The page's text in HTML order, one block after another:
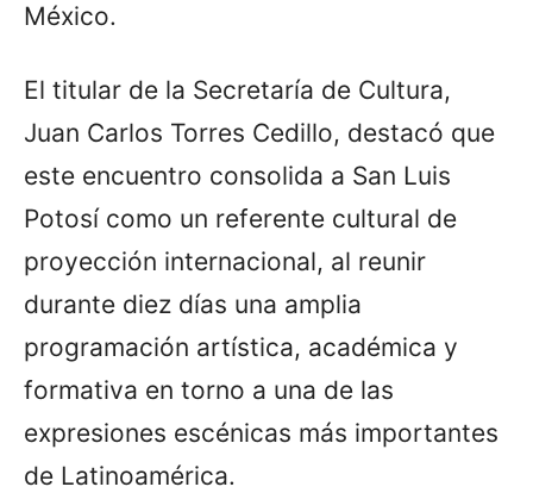
México.
El titular de la Secretaría de Cultura,
Juan Carlos Torres Cedillo, destacó que
este encuentro consolida a San Luis
Potosí como un referente cultural de
proyección internacional, al reunir
durante diez días una amplia
programación artística, académica y
formativa en torno a una de las
expresiones escénicas más importantes
de Latinoamérica.